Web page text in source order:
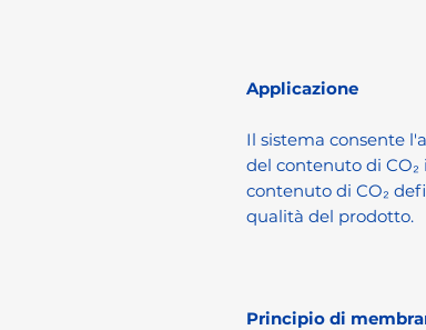
Applicazione
Il sistema consente
del contenuto di
contenuto di CO₂
qualità del prodotto.
Principio di